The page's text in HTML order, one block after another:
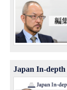
Japan In-